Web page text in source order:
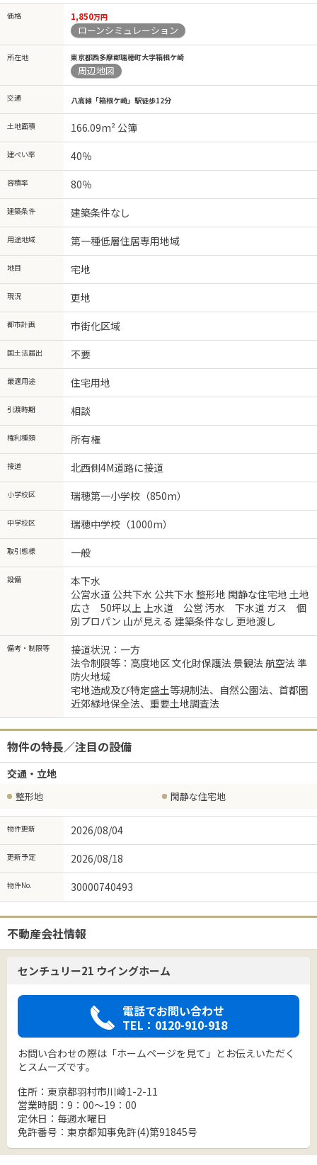
価格 1,850万円
ローンシミュレーション
所在地 東京都西多摩郡瑞穂町大字箱根ケ崎
周辺地図
交通 八高線「箱根ケ崎」駅徒歩12分
土地面積 166.09m² 公簿
建ぺい率 40％
容積率 80％
建築条件 建築条件なし
用途地域 第一種低層住居専用地域
地目 宅地
現況 更地
都市計画 市街化区域
国土法届出 不要
最適用途 住宅用地
引渡時期 相談
権利種類 所有権
接道 北西側4M道路に接道
小学校区 瑞穂第一小学校（850m）
中学校区 瑞穂中学校（1000m）
取引態様 一般
設備
本下水
公営水道 公共下水 公共下水 整形地 閑静な住宅地 土地
広さ 50坪以上 上水道 公営 汚水 下水道 ガス 個
別プロパン 山が見える 建築条件なし 更地渡し
備考・制限等
接道状況：一方
法令制限等：高度地区 文化財保護法 景観法 航空法 準
防火地域
宅地造成及び特定盛土等規制法、自然公園法、首都圏
近郊緑地保全法、重要土地調査法
物件の特長／注目の設備
交通・立地
整形地 閑静な住宅地
物件更新 2026/08/04
更新予定 2026/08/18
物件No. 30000740493
不動産会社情報
センチュリー21 ウイングホーム
電話でお問い合わせ
TEL：0120-910-918
お問い合わせの際は「ホームページを見て」とお伝えいただく
とスムーズです。
住所：東京都羽村市川崎1-2-11
営業時間：9：00～19：00
定休日：毎週水曜日
免許番号：東京都知事免許(4)第91845号